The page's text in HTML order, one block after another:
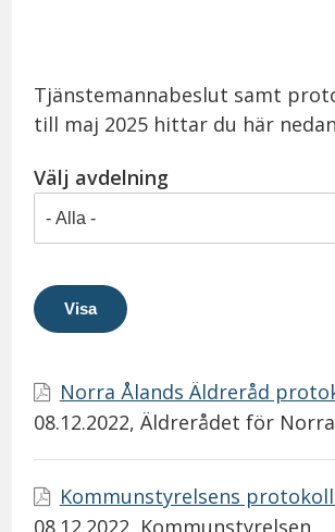
Tjänstemannabeslut samt
till maj 2025 hittar du här
Välj avdelning
Norra Ålands Äldreråd
08.12.2022, Äldrerådet för
Kommunstyrelsens
08.12.2022, Kommunstyrelsen